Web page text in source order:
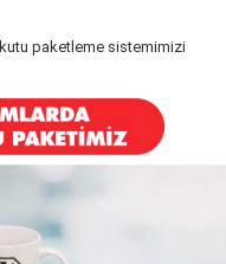
paketleme sistemimizi